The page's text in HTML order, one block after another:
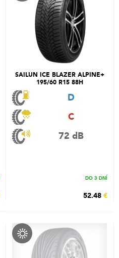
SAILUN ICE BLAZER ALPINE+
195/60 R15 88H
D
C
72 dB
DO 3 DNÍ
52.48 €